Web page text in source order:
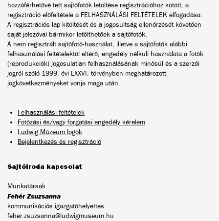
hozzáférhetővé tett sajtófotók letöltése regisztrációhoz kötött, a
regisztráció előfeltétele a FELHASZNÁLÁSI FELTÉTELEK elfogadása.
A regisztrációs lap kitöltését és a jogosultság ellenőrzését követően
saját jelszóval bármikor letölthetőek a sajtófotók.
A nem regisztrált sajtófotó-használat, illetve a sajtófotók alábbi
felhasználási feltételektől eltérő, engedély nélküli használata a fotók
(reprodukciók) jogosulatlan felhasználásának minősül és a szerzői
jogról szóló 1999. évi LXXVI. törvényben meghatározott
jogkövetkezményeket vonja maga után.
Felhasználási feltételek
Fotózási és/vagy forgatási engedély kérelem
Ludwig Múzeum logók
Bejelentkezés és regisztráció
Sajtóiroda kapcsolat
Munkatársak
Fehér Zsuzsanna
kommunikációs igazgatóhelyettes
feher.zsuzsanna@ludwigmuseum.hu